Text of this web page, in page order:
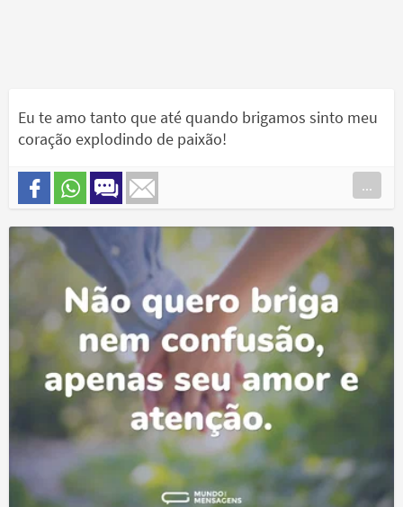
Eu te amo tanto que até quando brigamos sinto meu
coração explodindo de paixão!
...